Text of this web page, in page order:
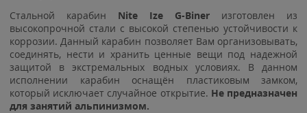
Стальной карабин Nite Ize G-Biner изготовлен из
высокопрочной стали с высокой степенью устойчивости к
коррозии. Данный карабин позволяет Вам организовывать,
соединять, нести и хранить ценные вещи под надежной
защитой в экстремальных водных условиях. В данном
исполнении карабин оснащён пластиковым замком,
который исключает случайное открытие. Не предназначен
для занятий альпинизмом.